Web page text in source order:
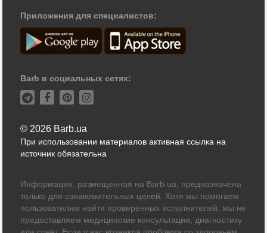
Приложения для специалистов:
Barb в социальных сетях:
© 2026 Barb.ua
При использовании материалов активная ссылка на
источник обязательна
Информация, размещенная на Barb.ua, предназначена
только для ознакомительных целей. Хотя мы помогаем
пользователям найти проверенных исполнителей, мы не
предоставляем медицинские консультации, диагностику